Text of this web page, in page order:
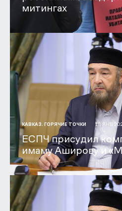
митингах
КАВКАЗ. ГОРЯЧИЕ ТОЧКИ 18 ЯНВ
ЕСПЧ присудил
имаму Аширову и